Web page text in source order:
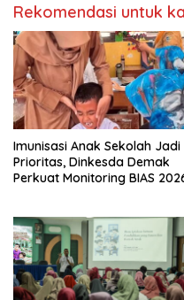
Rekomendasi untuk
Imunisasi Anak Sekolah Jadi
Prioritas, Dinkesda Demak
Perkuat Monitoring BIAS